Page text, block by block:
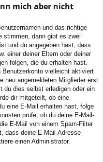
mich aber nicht
und das richtige
stimmen, dann gibt es zwei
und du angegeben hast, dass
einer deiner Eltern oder deiner
folgen, die du erhalten hast.
vielleicht aktiviert
neu angemeldeten Mitglieder erst
du dies selbst erledigen oder ein
dir mitgeteilt, ob eine
eine E-Mail erhalten hast, folge
prüfe, ob du deine E-Mail-
E-Mail von einem Spam-Filter
dass deine E-Mail-Adresse
einen Administrator.